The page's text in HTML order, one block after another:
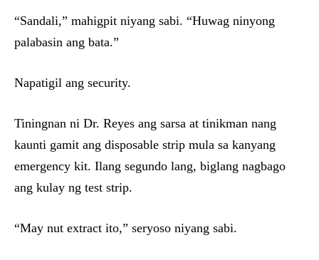
“Sandali,” mahigpit niyang sabi. “Huwag ninyong
palabasin ang bata.”
Napatigil ang security.
Tiningnan ni Dr. Reyes ang sarsa at tinikman nang
kaunti gamit ang disposable strip mula sa kanyang
emergency kit. Ilang segundo lang, biglang nagbago
ang kulay ng test strip.
“May nut extract ito,” seryoso niyang sabi.